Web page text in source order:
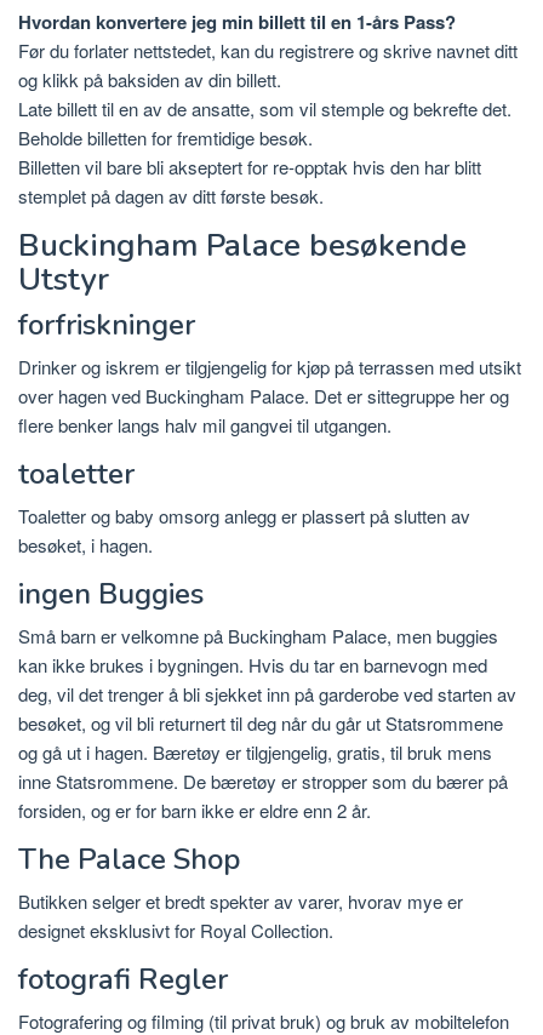
Hvordan konvertere jeg min billett til en 1-års Pass?
Før du forlater nettstedet, kan du registrere og skrive navnet ditt
og klikk på baksiden av din billett.
Late billett til en av de ansatte, som vil stemple og bekrefte det.
Beholde billetten for fremtidige besøk.
Billetten vil bare bli akseptert for re-opptak hvis den har blitt
stemplet på dagen av ditt første besøk.
Buckingham Palace besøkende
Utstyr
forfriskninger
Drinker og iskrem er tilgjengelig for kjøp på terrassen med utsikt
over hagen ved Buckingham Palace. Det er sittegruppe her og
flere benker langs halv mil gangvei til utgangen.
toaletter
Toaletter og baby omsorg anlegg er plassert på slutten av
besøket, i hagen.
ingen Buggies
Små barn er velkomne på Buckingham Palace, men buggies
kan ikke brukes i bygningen. Hvis du tar en barnevogn med
deg, vil det trenger å bli sjekket inn på garderobe ved starten av
besøket, og vil bli returnert til deg når du går ut Statsrommene
og gå ut i hagen. Bæretøy er tilgjengelig, gratis, til bruk mens
inne Statsrommene. De bæretøy er stropper som du bærer på
forsiden, og er for barn ikke er eldre enn 2 år.
The Palace Shop
Butikken selger et bredt spekter av varer, hvorav mye er
designet eksklusivt for Royal Collection.
fotografi Regler
Fotografering og filming (til privat bruk) og bruk av mobiltelefon